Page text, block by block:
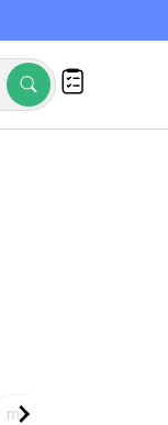
marchew